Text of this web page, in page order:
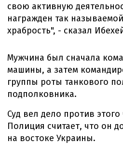
свою активную
награжден так
храбрость", - сказал
Мужчина был сначала
машины, а затем
группы роты танкового
подполковника.
Суд вел дело против
Полиция считает, что он
на востоке Украины.